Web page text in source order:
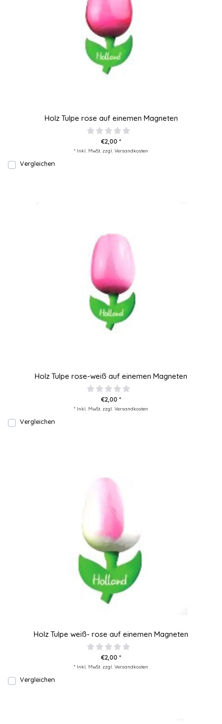
Holz Tulpe rose auf einemen Magneten
€2,00 *
* Inkl. MwSt. zzgl. Versandkosten
Vergleichen
Holz Tulpe rose-weiß auf einemen Magneten
€2,00 *
* Inkl. MwSt. zzgl. Versandkosten
Vergleichen
Holz Tulpe weiß- rose auf einemen Magneten
€2,00 *
* Inkl. MwSt. zzgl. Versandkosten
Vergleichen